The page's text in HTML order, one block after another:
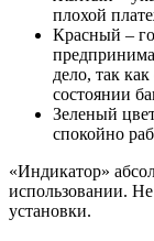
плохой
Красный –
дело, так
состоянии
Зеленый
спокойно
«Индикатор»
использовании.
установки.